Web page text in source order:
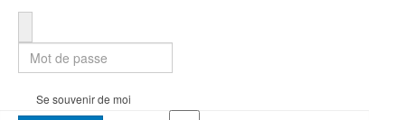
Se souvenir de moi